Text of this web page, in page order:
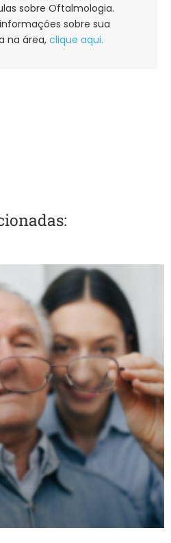
sobre Oftalmologia.
sobre sua
na área, clique aqui.